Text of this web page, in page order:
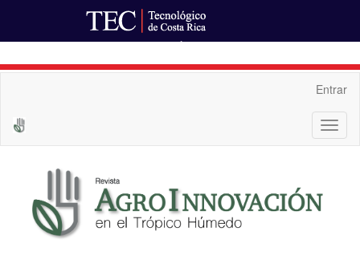
Barra
Entrar